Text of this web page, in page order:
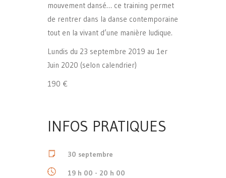
mouvement dansé… ce training permet
de rentrer dans la danse contemporaine
tout en la vivant d’une manière ludique.
Lundis du 23 septembre 2019 au 1er
Juin 2020 (selon calendrier)
190 €
INFOS PRATIQUES
30 septembre
19 h 00 - 20 h 00